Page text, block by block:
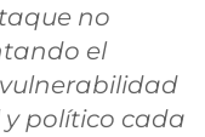
no
el
político cada